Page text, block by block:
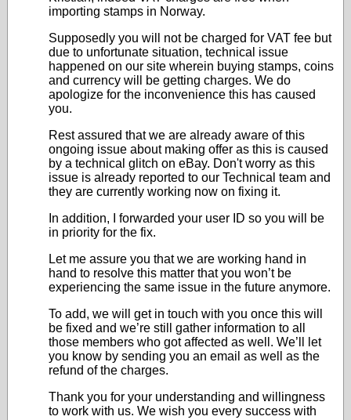
importing stamps in Norway.
Supposedly you will not be charged for VAT fee but
due to unfortunate situation, technical issue
happened on our site wherein buying stamps, coins
and currency will be getting charges. We do
apologize for the inconvenience this has caused
you.
Rest assured that we are already aware of this
ongoing issue about making offer as this is caused
by a technical glitch on eBay. Don't worry as this
issue is already reported to our Technical team and
they are currently working now on fixing it.
In addition, I forwarded your user ID so you will be
in priority for the fix.
Let me assure you that we are working hand in
hand to resolve this matter that you won’t be
experiencing the same issue in the future anymore.
To add, we will get in touch with you once this will
be fixed and we’re still gather information to all
those members who got affected as well. We’ll let
you know by sending you an email as well as the
refund of the charges.
Thank you for your understanding and willingness
to work with us. We wish you every success with